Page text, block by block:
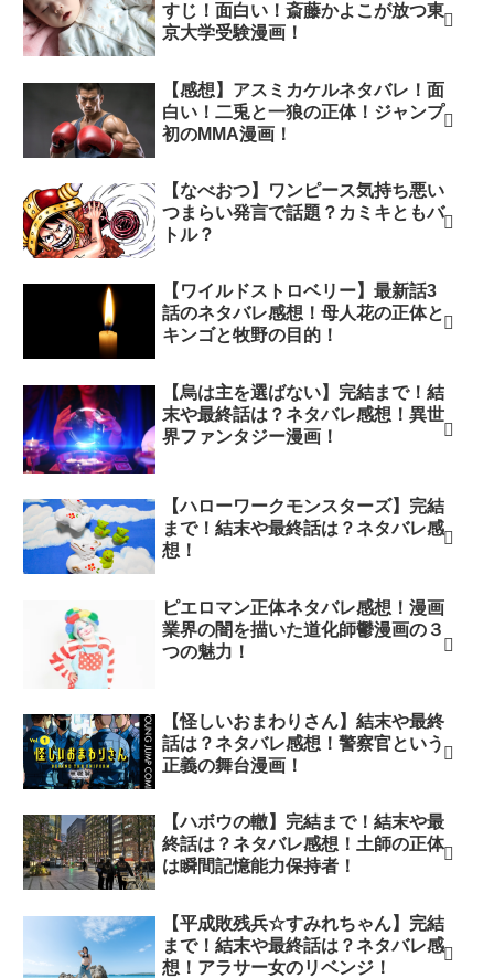
すじ！面白い！斎藤かよこが放つ東
京大学受験漫画！
【感想】アスミカケルネタバレ！面
白い！二兎と一狼の正体！ジャンプ
初のMMA漫画！
【なべおつ】ワンピース気持ち悪い
つまらい発言で話題？カミキともバ
トル？
【ワイルドストロベリー】最新話3
話のネタバレ感想！母人花の正体と
キンゴと牧野の目的！
【烏は主を選ばない】完結まで！結
末や最終話は？ネタバレ感想！異世
界ファンタジー漫画！
【ハローワークモンスターズ】完結
まで！結末や最終話は？ネタバレ感
想！
ピエロマン正体ネタバレ感想！漫画
業界の闇を描いた道化師鬱漫画の３
つの魅力！
【怪しいおまわりさん】結末や最終
話は？ネタバレ感想！警察官という
正義の舞台漫画！
【ハボウの轍】完結まで！結末や最
終話は？ネタバレ感想！土師の正体
は瞬間記憶能力保持者！
【平成敗残兵☆すみれちゃん】完結
まで！結末や最終話は？ネタバレ感
想！アラサー女のリベンジ！